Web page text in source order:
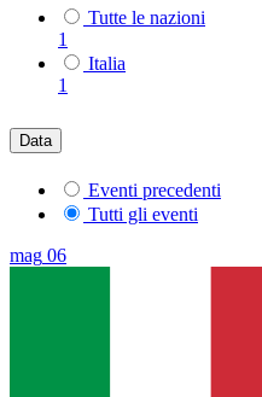
Tutte le nazioni
1
Italia
1
Data
Eventi precedenti
Tutti gli eventi
mag 06